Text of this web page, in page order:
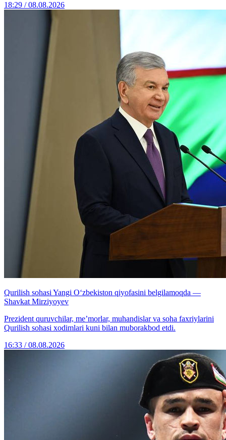
18:29 / 08.08.2026
Qurilish sohasi Yangi O‘zbekiston qiyofasini belgilamoqda —
Shavkat Mirziyoyev
Prezident quruvchilar, me’morlar, muhandislar va soha faxriylarini
Qurilish sohasi xodimlari kuni bilan muborakbod etdi.
16:33 / 08.08.2026